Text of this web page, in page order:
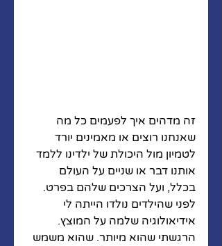
זה מדהים איך לפעמים כל מה
שאנחנו רוצים או מאמינים יורד
לטמיון מול היכולת של ילדינו ללמד
אותנו דבר או שניים על העולם
בכלל, ועל הצרכים שלהם בפרט.
לפני שהילדים נולדו הייתה לי
אידיאולוגיה שלמה על המוצץ.
הרגשתי שהוא מיותר. שהוא משמש